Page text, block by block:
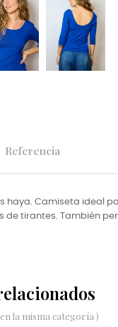
Referencia
haya. Camiseta ideal
de tirantes. También
la misma categoría )